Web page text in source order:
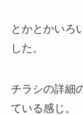
とかとかいろ
した。
チラシの詳細
ている感じ。